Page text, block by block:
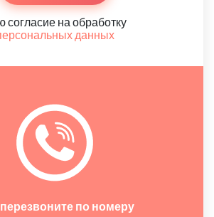
согласие на обработку
данных
по номеру